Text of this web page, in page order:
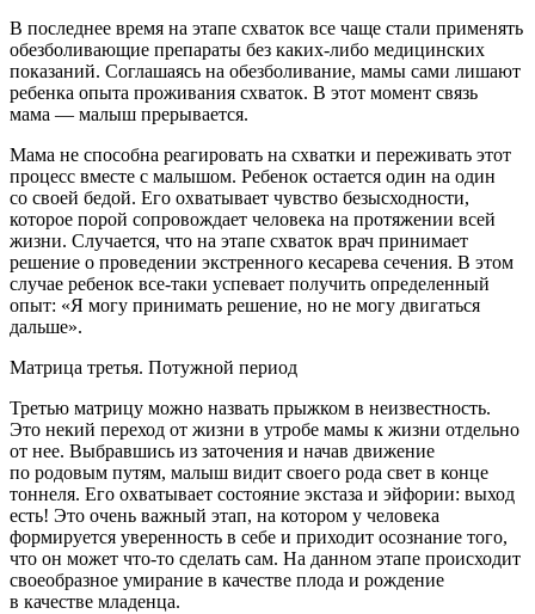
В последнее время на этапе схваток все чаще стали применять
обезболивающие препараты без каких-либо медицинских
показаний. Соглашаясь на обезболивание, мамы сами лишают
ребенка опыта проживания схваток. В этот момент связь
мама — малыш прерывается.
Мама не способна реагировать на схватки и переживать этот
процесс вместе с малышом. Ребенок остается один на один
со своей бедой. Его охватывает чувство безысходности,
которое порой сопровождает человека на протяжении всей
жизни. Случается, что на этапе схваток врач принимает
решение о проведении экстренного кесарева сечения. В этом
случае ребенок все-таки успевает получить определенный
опыт: «Я могу принимать решение, но не могу двигаться
дальше».
Матрица третья. Потужной период
Третью матрицу можно назвать прыжком в неизвестность.
Это некий переход от жизни в утробе мамы к жизни отдельно
от нее. Выбравшись из заточения и начав движение
по родовым путям, малыш видит своего рода свет в конце
тоннеля. Его охватывает состояние экстаза и эйфории: выход
есть! Это очень важный этап, на котором у человека
формируется уверенность в себе и приходит осознание того,
что он может что-то сделать сам. На данном этапе происходит
своеобразное умирание в качестве плода и рождение
в качестве младенца.